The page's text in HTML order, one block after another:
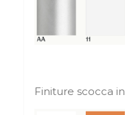
Finiture scocca in